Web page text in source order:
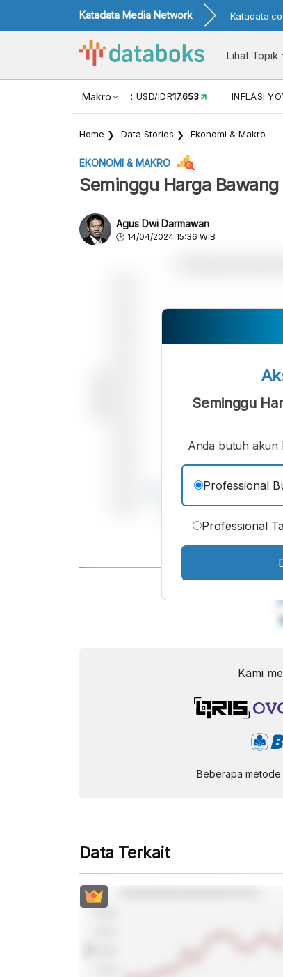
Katadata Media Network
Lihat Topik
Makro
NILAI TUKAR USD/IDR17.653 INFLASI
Home Data Stories Ekonomi & Makro
EKONOMI & MAKRO
Seminggu Harga
Agus Dwi Darmawan
14/04/2024 15:36 WIB
Seminggu
Anda butuh akun
Professional
Professional
Kami
Beberapa metode
Data Terkait